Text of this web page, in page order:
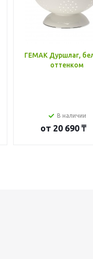
ГЕМАК Дуршлаг,
оттенком
В наличии
от 20 690 ₸